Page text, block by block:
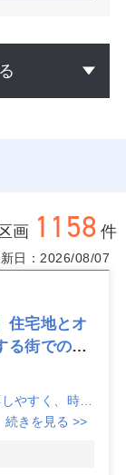
画 1158 件
日：2026/08/07
住宅地とオ
る街での開
やすく、時間
続きを見る >>